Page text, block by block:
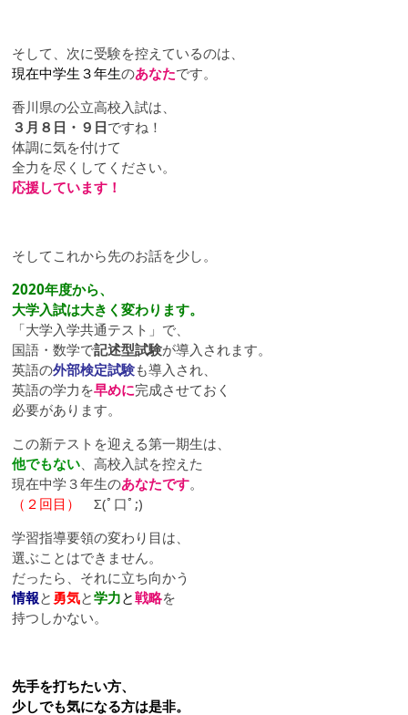
そして、次に受験を控えているのは、
現在中学生３年生のあなたです。
香川県の公立高校入試は、
３月８日・９日ですね！
体調に気を付けて
全力を尽くしてください。
応援しています！
そしてこれから先のお話を少し。
2020年度から、
大学入試は大きく変わります。
「大学入学共通テスト」で、
国語・数学で記述型試験が導入されます。
英語の外部検定試験も導入され、
英語の学力を早めに完成させておく
必要があります。
この新テストを迎える第一期生は、
他でもない、高校入試を控えた
現在中学３年生のあなたです。
（２回目）
Σ(ﾟ口ﾟ;)
学習指導要領の変わり目は、
選ぶことはできません。
だったら、それに立ち向かう
情報と 勇気と学力と戦略を
持つしかない。
先手を打ちたい方、
少しでも気になる方は是非。